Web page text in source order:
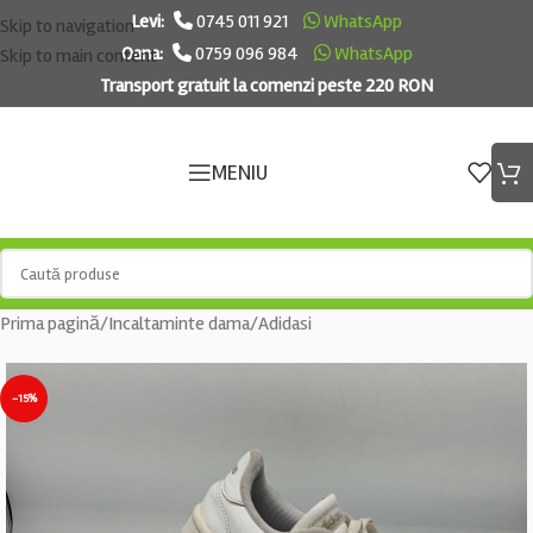
Skip to navigation
Skip to main content
Levi: 0745 011 921
WhatsApp
Oana:
0759 096 984
WhatsApp
Transport gratuit la comenzi peste 220 RON
MENIU
Prima pagină/Incaltaminte dama/Adidasi
-15%